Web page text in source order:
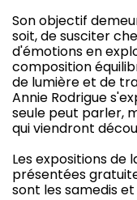
Son objectif
soit, de susciter
d'émotions en
composition
de lumière et de
Annie Rodrigue
seule peut parler,
qui viendront
Les expositions de
présentées
sont les samedis et